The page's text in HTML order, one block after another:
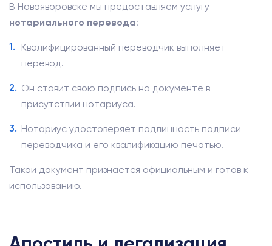
В Новояворовске мы предоставляем услугу
нотариального перевода:
Квалифицированный переводчик выполняет
перевод.
Он ставит свою подпись на документе в
присутствии нотариуса.
Нотариус удостоверяет подлинность подписи
переводчика и его квалификацию печатью.
Такой документ признается официальным и готов к
использованию.